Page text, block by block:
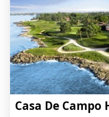
Casa De Campo